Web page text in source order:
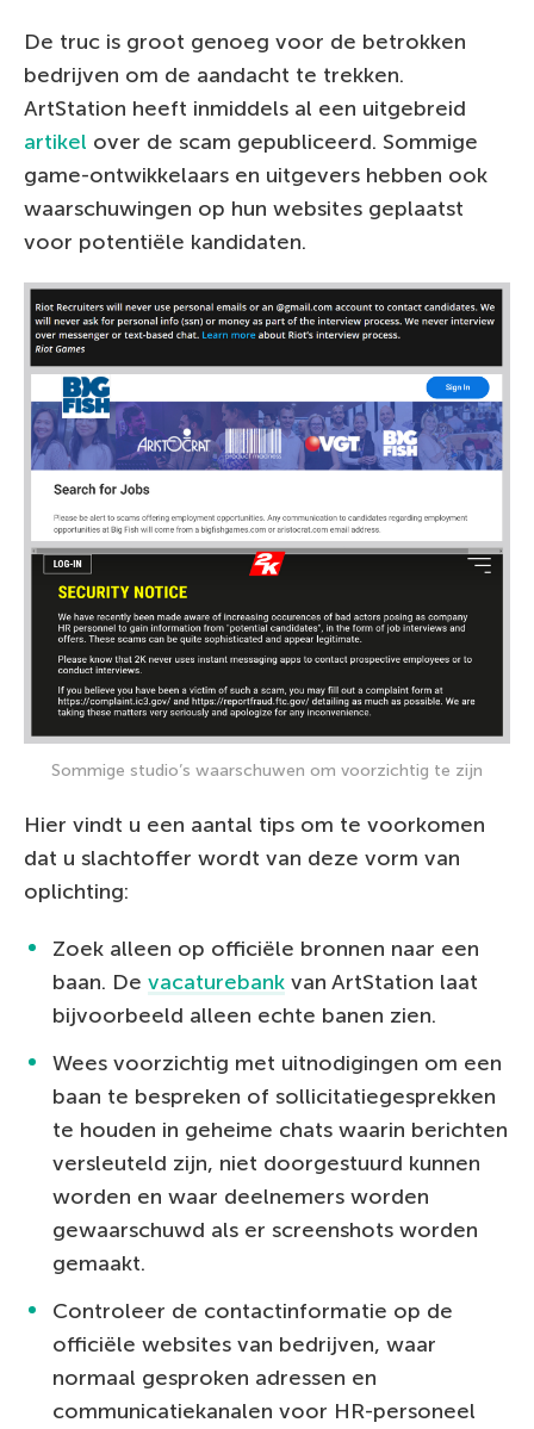
De truc is groot genoeg voor de betrokken
bedrijven om de aandacht te trekken.
ArtStation heeft inmiddels al een uitgebreid
artikel over de scam gepubliceerd. Sommige
game-ontwikkelaars en uitgevers hebben ook
waarschuwingen op hun websites geplaatst
voor potentiële kandidaten.
Sommige studio’s waarschuwen om voorzichtig te zijn
Hier vindt u een aantal tips om te voorkomen
dat u slachtoffer wordt van deze vorm van
oplichting:
Zoek alleen op officiële bronnen naar een
baan. De vacaturebank van ArtStation laat
bijvoorbeeld alleen echte banen zien.
Wees voorzichtig met uitnodigingen om een
baan te bespreken of sollicitatiegesprekken
te houden in geheime chats waarin berichten
versleuteld zijn, niet doorgestuurd kunnen
worden en waar deelnemers worden
gewaarschuwd als er screenshots worden
gemaakt.
Controleer de contactinformatie op de
officiële websites van bedrijven, waar
normaal gesproken adressen en
communicatiekanalen voor HR-personeel